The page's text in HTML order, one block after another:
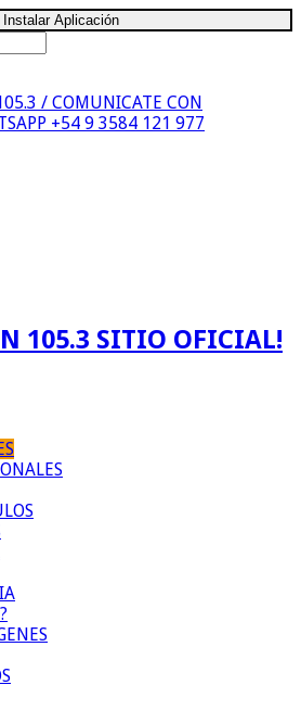
Instalar Aplicación
/ COMUNICATE CON
+54 9 3584 121 977
105.3 SITIO OFICIAL!